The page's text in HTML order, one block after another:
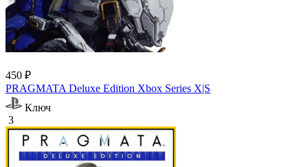
450 ₽
PRAGMATA Deluxe Edition Xbox Series X|S
Ключ
3